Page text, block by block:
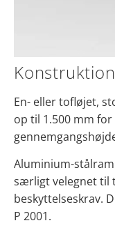
Konstruktion
En- eller tofløjet,
op til 1.500 mm
Aluminium-
særligt velegnet til
beskyttelseskrav.
P 2001.